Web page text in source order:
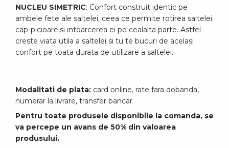
NUCLEU SIMETRIC: Confort construit identic pe
ambele fete ale saltelei, ceea ce permite rotirea saltelei
cap-picioare,si intoarcerea ei pe cealalta parte. Astfel
creste viata utila a saltelei si tu te bucuri de acelasi
confort pe toata durata de utilizare a saltelei.
Modalitati de plata: card online, rate fara dobanda,
numerar la livrare, transfer bancar
Pentru toate produsele disponibile la comanda, se
va percepe un avans de 50% din valoarea
produsului.